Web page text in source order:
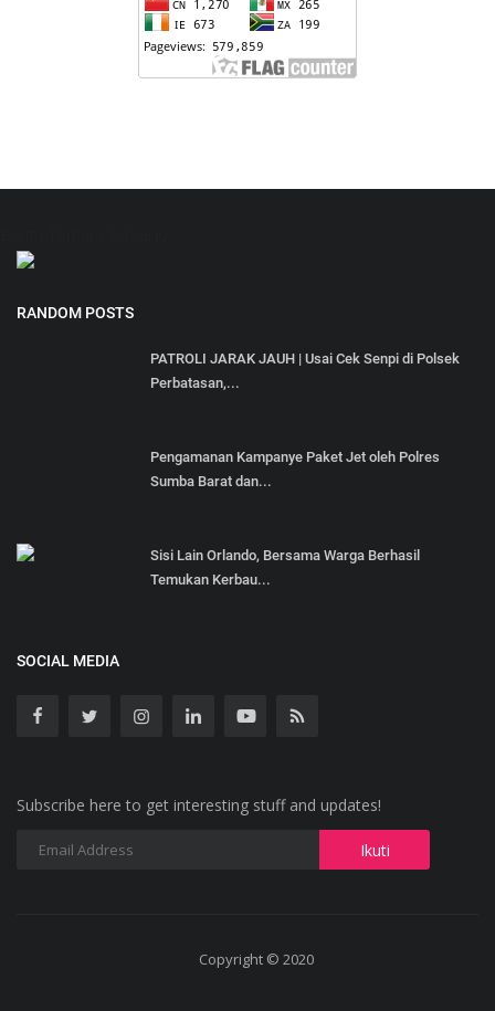
RANDOM POSTS
PATROLI JARAK JAUH | Usai Cek Senpi di Polsek
Perbatasan,...
Pengamanan Kampanye Paket Jet oleh Polres
Sumba Barat dan...
Sisi Lain Orlando, Bersama Warga Berhasil
Temukan Kerbau...
SOCIAL MEDIA
Subscribe here to get interesting stuff and updates!
Copyright © 2020